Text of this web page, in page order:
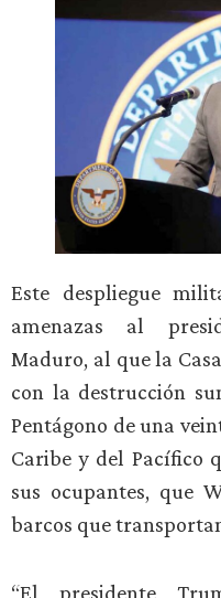
Este despliegue
amenazas al
Maduro, al que la
con la destrucción
Pentágono de una
Caribe y del Pacífico
sus ocupantes, que
barcos que
“El presidente